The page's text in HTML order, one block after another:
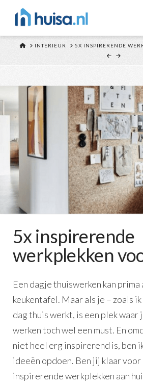
HOMEINTERIEUR 5X INSPIRERENDE
5x inspirerende
werkplekken
Een dagje thuiswerken kan prima
keukentafel. Maar als je – zoals ik
dag thuis werkt, is een plek waar
werken toch wel een must. En
niet heel erg inspirerend is, ben
ideeën opdoen. Ben jij klaar
inspirerende werkplekken aan